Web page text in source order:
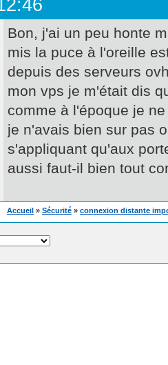
Bon, j'ai un peu honte
mis la puce à l'oreille
depuis des serveurs
mon vps je m'était dis
comme à l'époque je
je n'avais bien sur pas
s'appliquant qu'aux
aussi faut-il bien tout
Accueil » Sécurité » connexion distante